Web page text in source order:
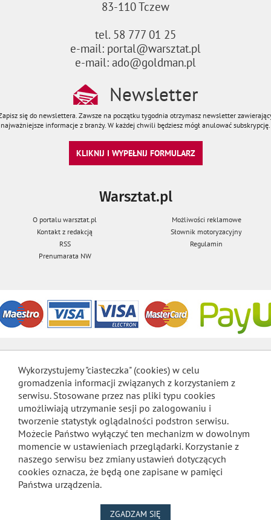
83-110 Tczew
tel. 58 777 01 25
e-mail: portal@warsztat.pl
e-mail: ado@goldman.pl
Newsletter
się do newslettera. Zawsze na początku tygodnia otrzymasz newsletter
najważniejsze informacje z branży. W każdej chwili będziesz mógł anulować subskrypcję.
KLIKNIJ I WYPEŁNIJ FORMULARZ
Warsztat.pl
O portalu warsztat.pl
Możliwości reklamowe
Kontakt z redakcją
Słownik motoryzacyjny
RSS
Regulamin
Prenumarata NW
Wykorzystujemy "ciasteczka" (cookies) w celu
gromadzenia informacji związanych z korzystaniem z
serwisu. Stosowane przez nas pliki typu cookies
umożliwiają utrzymanie sesji po zalogowaniu i
tworzenie statystyk oglądalności podstron serwisu.
Możecie Państwo wyłączyć ten mechanizm w dowolnym
momencie w ustawieniach przeglądarki. Korzystanie z
naszego serwisu bez zmiany ustawień dotyczących
cookies oznacza, że będą one zapisane w pamięci
Państwa urządzenia.
ZGADZAM SIĘ